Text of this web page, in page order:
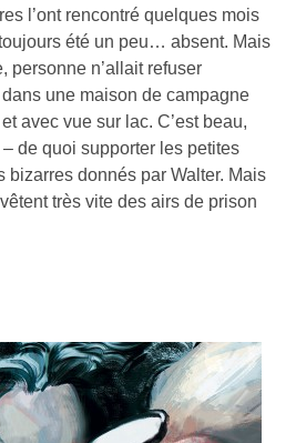
l’ont rencontré quelques mois
été un peu… absent. Mais
personne n’allait refuser
dans une maison de campagne
avec vue sur lac. C’est beau,
– de quoi supporter les petites
bizarres donnés par Walter. Mais
très vite des airs de prison